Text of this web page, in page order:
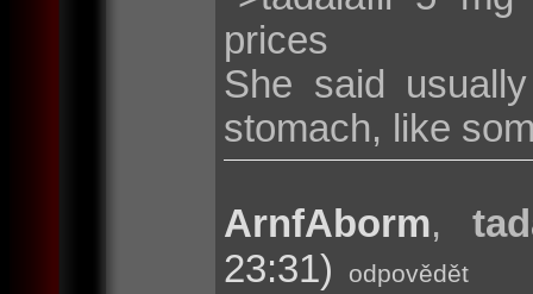
prices
She said
stomach, like
ArnfAborm,
23:31)
odpovědět